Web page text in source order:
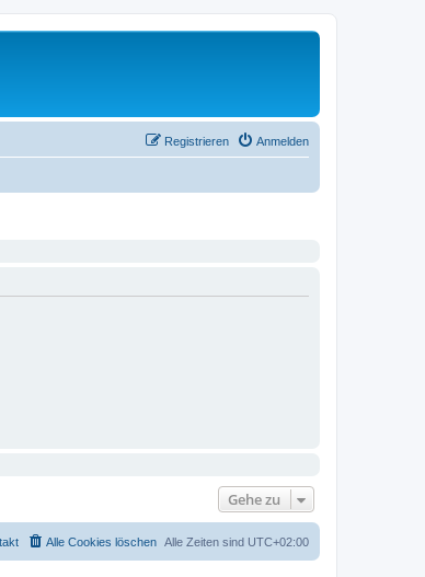
Anmelden
Registrieren
Gehe zu
Alle Zeiten sind UTC+02:00
Alle Cookies löschen